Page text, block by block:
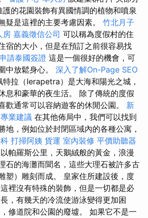
的花園裝飾有異國情調的植物和噴泉
疑是這裡的主要考慮因素。 竹北月子
房 嘉義徵信公司 可以稱為度假村的住
宿的大小，但是在預訂之前很容易找
請泰國簽證 這是一個很好的機會，可
中放鬆身心。 深入了解On-Page SEO
特拉（Ierapetra）是大海和陽光之城，
息和豪華的夜生活。 除了傳統的度假
歡通常可以容納遊客的休閒公園。 新
業建議 在其他佈局中，我們可以找到
地，例如位於封閉區域內的各種公寓，
打掃阿姨 貨運 室內裝修 平價助聽器
帕羅斯公里，天鵝絨般的黃金，浪漫
石的海灘而聞名，這些大理石被許多古
塑）雕刻而成。 皇家住所建設後，度
裡沒有特殊的裝飾，但是一切都是必
，有幾天的冷流使游泳變得更加困
修道院和公園的廢墟。 如果它不是一